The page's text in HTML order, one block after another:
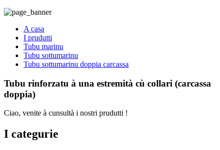
A casa
I prudutti
Tubu marinu
Tubu sottumarinu
Tubu sottumarinu doppia carcassa
Tubu rinforzatu à una estremità cù collari (carcassa
doppia)
Ciao, venite à cunsultà i nostri prudutti !
I categurie